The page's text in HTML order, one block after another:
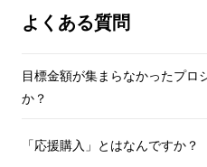
VIXAにフット
よくある質問
目標金額が集まらなかったプロ
か？
「応援購入」とはなんですか？